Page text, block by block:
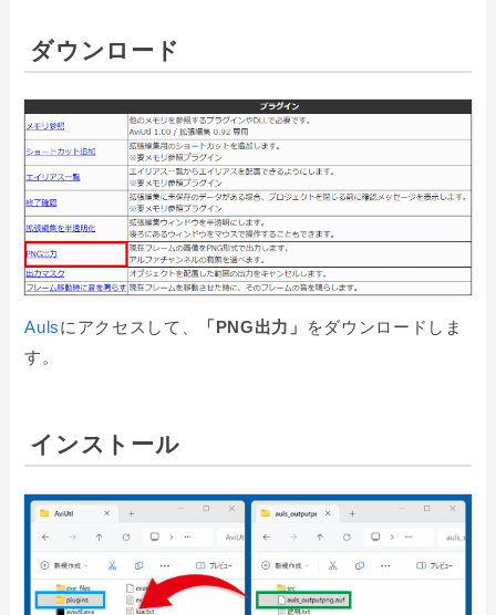
ダウンロード
Aulsにアクセスして、 「PNG出力」
をダウンロードしま
す。
インストール